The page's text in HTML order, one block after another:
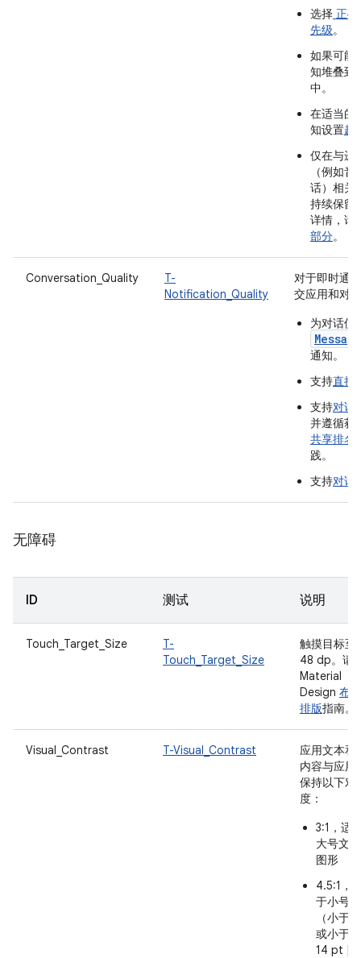
选择 正
先级。
如果可能
知堆叠到
中。
在适当的
知设置超
仅在与进
（例如
话）相关
持续保留
详情，请
部分。
Conversation_Quality
T-
Notification_Quality
对于即时通
交应用和对
为对话使
通知。
支持直接
支持对话
并遵循获
共享排名
践。
支持对话
无障碍
ID 测试 说明
Touch_Target_Size
T-
Touch_Target_Size
触摸目标至
48 dp。请
Material
Design 布
排版指南。
Visual_Contrast T-Visual_Contrast
应用文本和
内容与应用
保持以下对
度：
3:1，适
大号文
图形
4.5:1，
于小号
（小于
或小于
14 pt [